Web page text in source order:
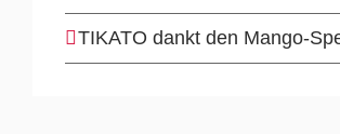
TIKATO dankt den Mango-